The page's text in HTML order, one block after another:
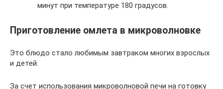
минут при температуре 180 градусов.
Приготовление омлета в микроволновке
Это блюдо стало любимым завтраком многих взрослых
и детей.
За счет использования микроволновой печи на готовку